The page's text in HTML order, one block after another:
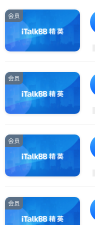
Brampton
Kitchener
Stouffville
Waterloo
Oshawa
Pickering
Port Perry
会员
会员
会员
会员